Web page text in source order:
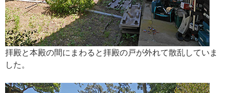
拝殿と本殿の間にまわると拝殿の戸が外れて散乱していま
した。